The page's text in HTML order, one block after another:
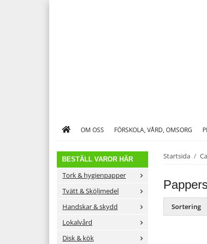
OM OSS FÖRSKOLA, VÅRD, OMSORG
BESTÄLL VAROR HÄR
Tork & hygienpapper
Tvätt & Sköljmedel
Handskar & skydd
Lokalvård
Disk & kök
Startsida /
Sortering